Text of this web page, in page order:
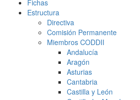
Fichas
Estructura
Directiva
Comisión Permanente
Miembros CODDII
Andalucía
Aragón
Asturias
Cantabria
Castilla y León